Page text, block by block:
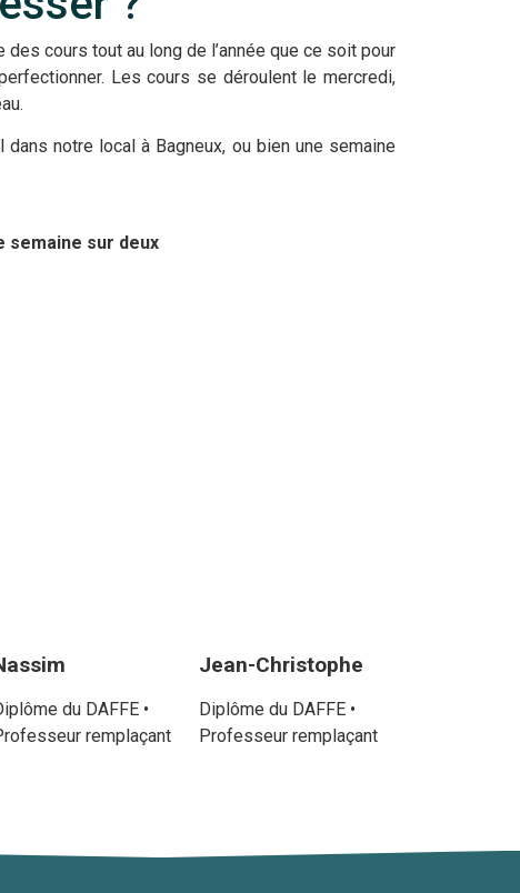
cours tout au long de l’année que ce soit pour
Les cours se déroulent le mercredi,
notre local à Bagneux, ou bien une semaine
semaine sur deux
du DAFFE •
remplaçant
Jean-Christophe
Diplôme du DAFFE •
Professeur remplaçant